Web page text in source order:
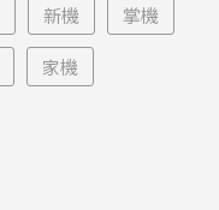
新機 掌機
家機